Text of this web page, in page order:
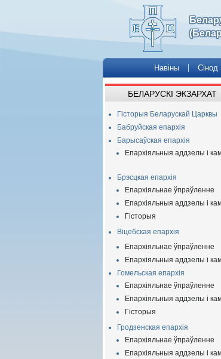
Навіны Сінод
БЕЛАРУСКІ ЭКЗАРХАТ
Гісторыя Беларускай Царквы
Бабруйская епархія
Барысаўская епархія
Епархіяльныя аддзелы і
Брэсцкая епархія
Епархіяльнае ўпраўленне
Епархіяльныя аддзелы і
Гісторыя
Віцебская епархія
Епархіяльнае ўпраўленне
Епархіяльныя аддзелы і
Гомельская епархія
Епархіяльнае ўпраўленне
Епархіяльныя аддзелы і
Гісторыя
Гродзенская епархія
Епархіяльнае ўпраўленне
Епархіяльныя аддзелы і